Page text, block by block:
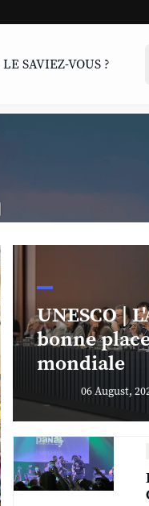
LE SAVIEZ-VOUS ?
UNESCO |
bonne
mondiale
06 August,